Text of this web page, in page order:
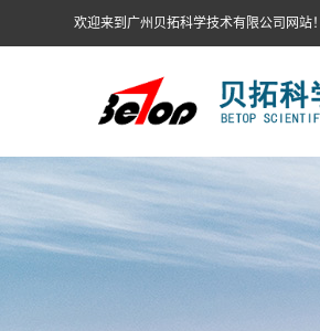
欢迎来到广州贝拓科学技术有限公司网站！